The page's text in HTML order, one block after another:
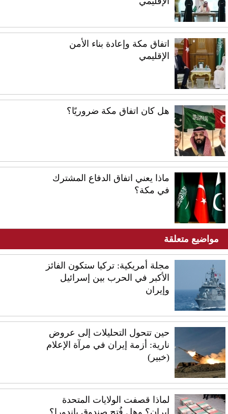
اتفاق مكة وإعادة بناء الأمن
الإقليمي
هل كان اتفاق مكة ضروريًا؟
ماذا يعني اتفاق الدفاع المشترك
في مكة؟
مواضيع متعلقة
مجلة أمريكية: تركيا ستكون الفائز
الأكبر في الحرب بين إسرائيل
وإيران
حين تتحول التحليلات إلى عروض
نارية: أزمة إيران في مرآة الإعلام
(خبير)
لماذا قصفت الولايات المتحدة